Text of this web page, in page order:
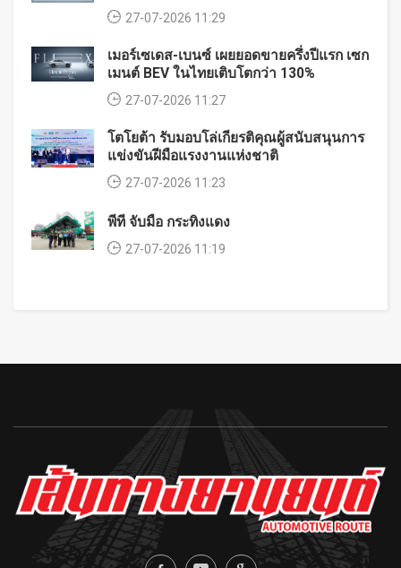
27-07-2026 11:29
เมอร์เซเดส-เบนซ์ เผยยอดขายครึ่งปีแรก เซก
เมนต์ BEV ในไทยเติบโตกว่า 130%
27-07-2026 11:27
โตโยต้า รับมอบโล่เกียรติคุณผู้สนับสนุนการ
แข่งขันฝีมือแรงงานแห่งชาติ
27-07-2026 11:23
พีที จับมือ กระทิงแดง
27-07-2026 11:19